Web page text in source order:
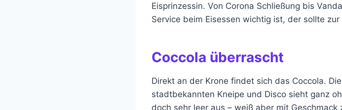
Eisprinzessin. Von Corona Schließung bis
Service beim Eisessen wichtig ist, der sollte zur
Coccola überrascht
Direkt an der Krone findet sich das Coccola.
stadtbekannten Kneipe und Disco sieht ganz
doch sehr leer aus – weiß aber mit